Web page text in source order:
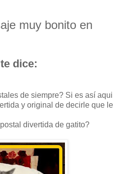
muy bonito en
dice:
de siempre? Si es así aqui
y original de decirle que le
divertida de gatito?